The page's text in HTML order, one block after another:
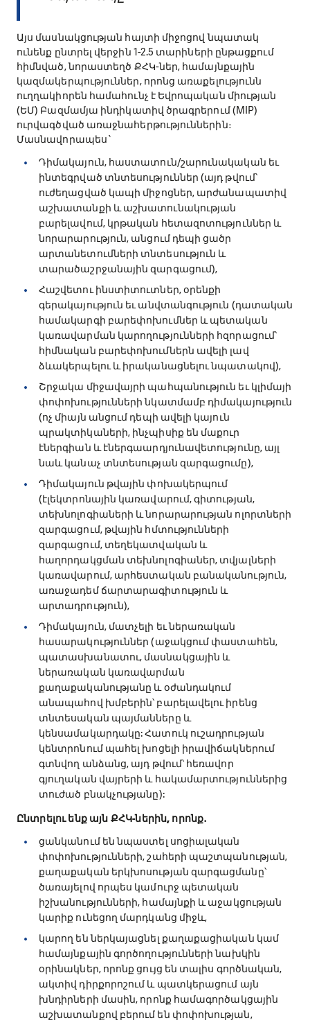
Այս մասնակցության հայտի միջոցով նպատակ
ունենք ընտրել վերջին 1-2.5 տարիների ընթացքում
հիմնված, նորաստեղծ ՔՀԿ-ներ, համայնքային
կազմակերպություններ, որոնց առաքելությունն
ուղղակիորեն համահունչ է Եվրոպական միության
(ԵՄ) Բազմամյա ինդիկատիվ ծրագրերում (MIP)
ուրվագծված առաջնահերթություններին։
Մասնավորապես`
Դիմակայուն, հաստատուն/շարունակական եւ
ինտեգրված տնտեսություններ (այդ թվում՝
ուժեղացված կապի միջոցներ, արժանապատիվ
աշխատանքի և աշխատունակության
բարելավում, կրթական հետազոտություններ և
նորարարություն, անցում դեպի ցածր
արտանետումների տնտեսություն և
տարածաշրջանային զարգացում),
Հաշվետու ինստիտուտներ, օրենքի
գերակայություն եւ անվտանգություն (դատական
համակարգի բարեփոխումներ և պետական
կառավարման կարողությունների հզորացում՝
հիմնական բարեփոխումներն ավելի լավ
ձևակերպելու և իրականացնելու նպատակով),
Շրջակա միջավայրի պահպանություն եւ կլիմայի
փոփոխությունների նկատմամբ դիմակայություն
(ոչ միայն անցում դեպի ավելի կայուն
պրակտիկաների, ինչպիսիք են մաքուր
էներգիան և էներգաարդյունավետությունը, այլ
նաև կանաչ տնտեսության զարգացումը),
Դիմակայուն թվային փոխակերպում
(էլեկտրոնային կառավարում, գիտության,
տեխնոլոգիաների և նորարարության ոլորտների
զարգացում, թվային հմտությունների
զարգացում, տեղեկատվական և
հաղորդակցման տեխնոլոգիաներ, տվյալների
կառավարում, արհեստական բանականություն,
առաջադեմ ճարտարագիտություն և
արտադրություն),
Դիմակայուն, մատչելի եւ ներառական
հասարակություններ (աջակցում փաստահեն,
պատասխանատու, մասնակցային և
ներառական կառավարման
քաղաքականությանը և օժանդակում
անապահով խմբերին՝ բարելավելու իրենց
տնտեսական պայմանները և
կենսամակարդակը: Հատուկ ուշադրության
կենտրոնում պահել խոցելի իրավիճակներում
գտնվող անձանց, այդ թվում՝ հեռավոր
գյուղական վայրերի և հակամարտություններից
տուժած բնակչությանը):
Ընտրելու ենք այն ՔՀԿ-ներին, որոնք․
ցանկանում են նպաստել սոցիալական
փոփոխությունների, շահերի պաշտպանության,
քաղաքական երկխոսության զարգացմանը՝
ծառայելով որպես կամուրջ պետական
իշխանությունների, համայնքի և աջակցության
կարիք ունեցող մարդկանց միջև,
կարող են ներկայացնել քաղաքացիական կամ
համայնքային գործողությունների նախկին
օրինակներ, որոնք ցույց են տալիս գործնական,
ակտիվ դիրքորոշում և պատկերացում այն
խնդիրների մասին, որոնք համագործակցային
աշխատանքով բերում են փոփոխության,